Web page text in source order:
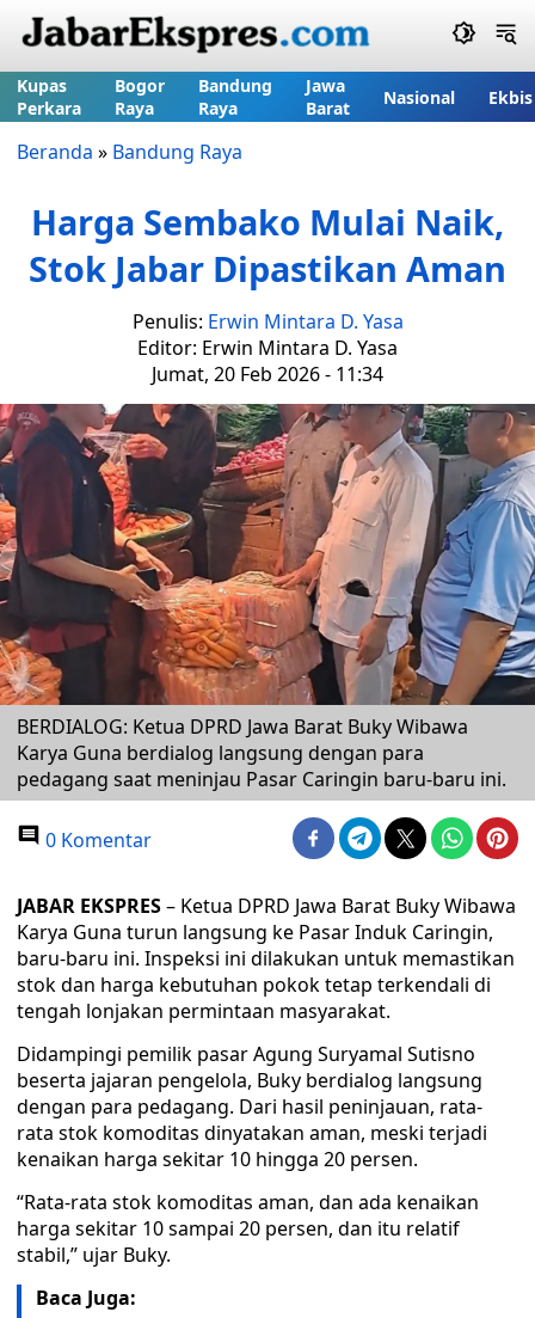
Kupas
Perkara
Bogor
Raya
Bandung
Raya
Jawa
Barat
Nasional Ekbis
Beranda » Bandung Raya
Harga Sembako Mulai Naik,
Stok Jabar Dipastikan Aman
Penulis: Erwin Mintara D. Yasa
Editor: Erwin Mintara D. Yasa
Jumat, 20 Feb 2026 - 11:34
BERDIALOG: Ketua DPRD Jawa Barat Buky Wibawa
Karya Guna berdialog langsung dengan para
pedagang saat meninjau Pasar Caringin baru-baru ini.
0 Komentar
JABAR EKSPRES– Ketua DPRD Jawa Barat Buky Wibawa
Karya Guna turun langsung ke Pasar Induk Caringin,
baru-baru ini. Inspeksi ini dilakukan untuk memastikan
stok dan harga kebutuhan pokok tetap terkendali di
tengah lonjakan permintaan masyarakat.
Didampingi pemilik pasar Agung Suryamal Sutisno
beserta jajaran pengelola, Buky berdialog langsung
dengan para pedagang. Dari hasil peninjauan, rata-
rata stok komoditas dinyatakan aman, meski terjadi
kenaikan harga sekitar 10 hingga 20 persen.
“Rata-rata stok komoditas aman, dan ada kenaikan
harga sekitar 10 sampai 20 persen, dan itu relatif
stabil,” ujar Buky.
Baca Juga: